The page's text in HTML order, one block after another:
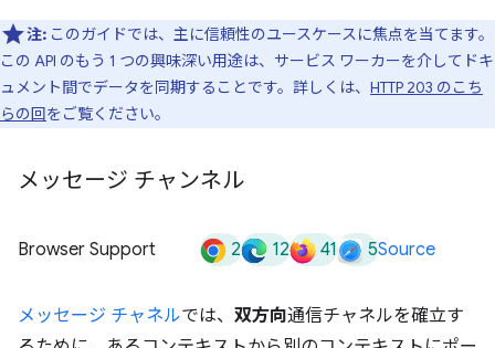
注: このガイドでは、主に信頼性のユースケースに焦点を当てます。
この API のもう 1 つの興味深い用途は、サービス ワーカーを介してドキ
ュメント間でデータを同期することです。詳しくは、 HTTP 203 のこち
らの回をご覧ください。
メッセージ チャンネル
Browser Support 2 12 41 5Source
メッセージ チャネルでは、 双方向通信チャネルを確立す